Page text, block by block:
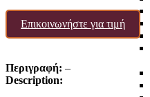
Επικοινωνήστε για τιμή
Περιγραφή: –
Description: